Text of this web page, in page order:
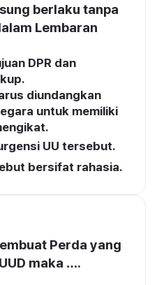
berlaku tanpa
Lembaran
DPR dan
diundangkan
untuk memiliki
UU tersebut.
bersifat rahasia.
Perda yang
maka ….